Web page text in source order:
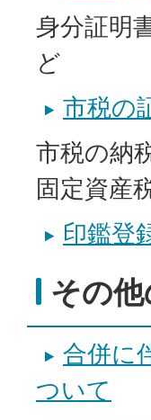
身分証明
ど
市税の
市税の納
固定資産
印鑑登
その
合併に
ついて